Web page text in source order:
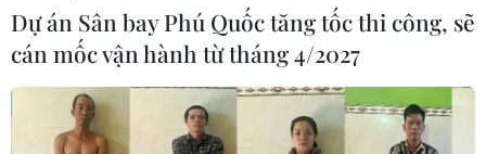
Dự án Sân bay Phú Quốc tăng tốc thi công, sẽ
cán mốc vận hành từ tháng 4/2027